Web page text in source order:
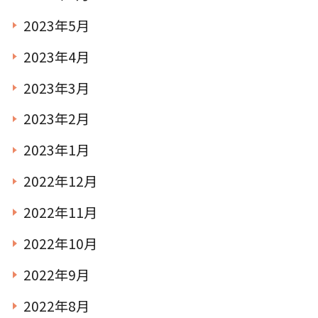
2023年5月
2023年4月
2023年3月
2023年2月
2023年1月
2022年12月
2022年11月
2022年10月
2022年9月
2022年8月